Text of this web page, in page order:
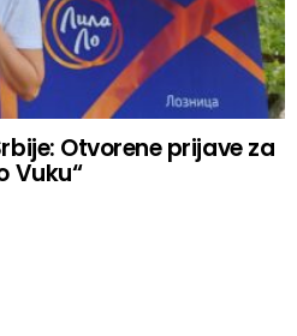
Otvorene prijave za
Vuku“